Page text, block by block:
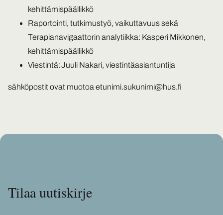
kehittämispäällikkö
Raportointi, tutkimustyö, vaikuttavuus sekä
Terapianavigaattorin analytiikka: Kasperi Mikkonen,
kehittämispäällikkö
Viestintä: Juuli Nakari, viestintäasiantuntija
sähköpostit ovat muotoa etunimi.sukunimi@hus.fi
Tilaa uu­tis­kir­je